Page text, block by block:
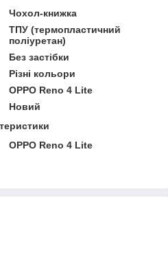
Чохол-книжка
ТПУ (термопластичний
поліуретан)
Без застібки
Різні кольори
OPPO Reno 4 Lite
Новий
OPPO Reno 4 Lite